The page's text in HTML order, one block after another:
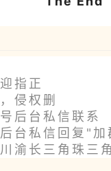
指正
侵权删
后台私信联系
台私信回复"
渝长三角珠三